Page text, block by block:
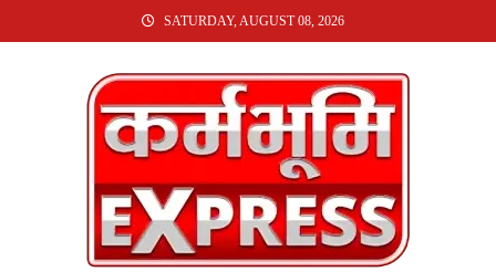
TO
SATURDAY, AUGUST 08, 2026